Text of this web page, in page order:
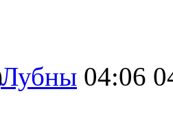
Лубны 04:06